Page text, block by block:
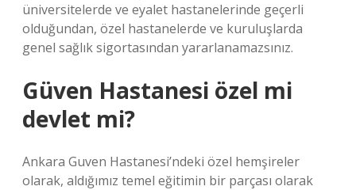
üniversitelerde ve eyalet hastanelerinde geçerli
olduğundan, özel hastanelerde ve kuruluşlarda
genel sağlık sigortasından yararlanamazsınız.
Güven Hastanesi özel mi
devlet mi?
Ankara Guven Hastanesi’ndeki özel hemşireler
olarak, aldığımız temel eğitimin bir parçası olarak